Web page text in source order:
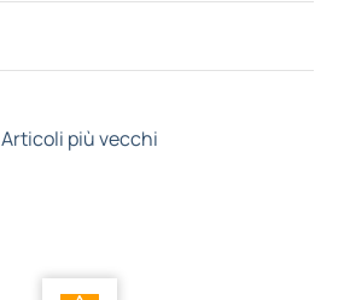
Articoli più vecchi